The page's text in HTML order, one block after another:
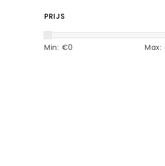
PRIJS
Min: €0